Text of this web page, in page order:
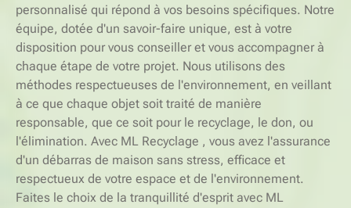
personnalisé qui répond à vos besoins spécifiques. Notre
équipe, dotée d'un savoir-faire unique, est à votre
disposition pour vous conseiller et vous accompagner à
chaque étape de votre projet. Nous utilisons des
méthodes respectueuses de l'environnement, en veillant
à ce que chaque objet soit traité de manière
responsable, que ce soit pour le recyclage, le don, ou
l'élimination. Avec ML Recyclage , vous avez l'assurance
d'un débarras de maison sans stress, efficace et
respectueux de votre espace et de l'environnement.
Faites le choix de la tranquillité d'esprit avec ML